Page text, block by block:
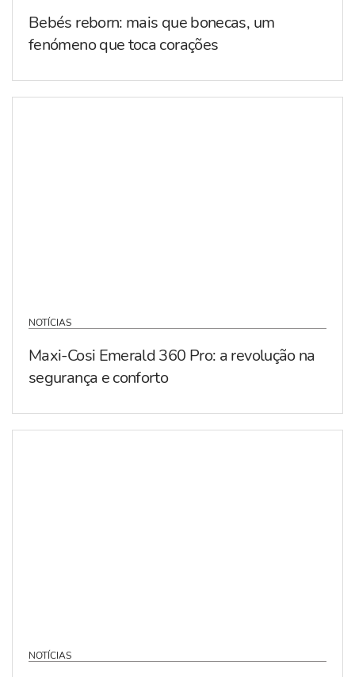
Bebés reborn: mais que bonecas, um
fenómeno que toca corações
NOTÍCIAS
Maxi-Cosi Emerald 360 Pro: a revolução na
segurança e conforto
NOTÍCIAS